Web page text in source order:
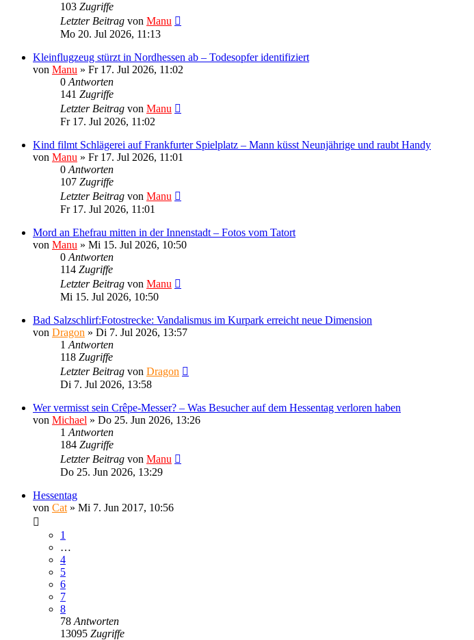
103 Zugriffe
Letzter Beitrag von Manu
Mo 20. Jul 2026, 11:13
Kleinflugzeug stürzt in Nordhessen ab – Todesopfer identifiziert
von Manu » Fr 17. Jul 2026, 11:02
0 Antworten
141 Zugriffe
Letzter Beitrag von Manu
Fr 17. Jul 2026, 11:02
Kind filmt Schlägerei auf Frankfurter Spielplatz – Mann küsst Neunjährige und raubt Handy
von Manu » Fr 17. Jul 2026, 11:01
0 Antworten
107 Zugriffe
Letzter Beitrag von Manu
Fr 17. Jul 2026, 11:01
Mord an Ehefrau mitten in der Innenstadt – Fotos vom Tatort
von Manu » Mi 15. Jul 2026, 10:50
0 Antworten
114 Zugriffe
Letzter Beitrag von Manu
Mi 15. Jul 2026, 10:50
Bad Salzschlirf:Fotostrecke: Vandalismus im Kurpark erreicht neue Dimension
von Dragon » Di 7. Jul 2026, 13:57
1 Antworten
118 Zugriffe
Letzter Beitrag von Dragon
Di 7. Jul 2026, 13:58
Wer vermisst sein Crêpe-Messer? – Was Besucher auf dem Hessentag verloren haben
von Michael » Do 25. Jun 2026, 13:26
1 Antworten
184 Zugriffe
Letzter Beitrag von Manu
Do 25. Jun 2026, 13:29
Hessentag
von Cat » Mi 7. Jun 2017, 10:56
1
…
4
5
6
7
8
78 Antworten
13095 Zugriffe